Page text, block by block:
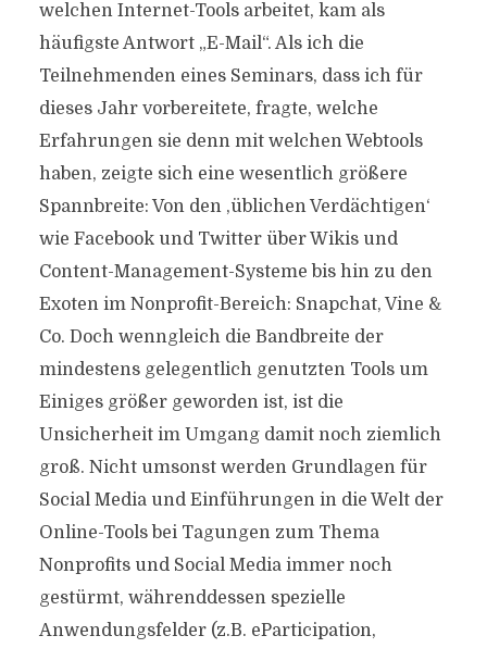
welchen Internet-Tools arbeitet, kam als
häufigste Antwort „E-Mail“. Als ich die
Teilnehmenden eines Seminars, dass ich für
dieses Jahr vorbereitete, fragte, welche
Erfahrungen sie denn mit welchen Webtools
haben, zeigte sich eine wesentlich größere
Spannbreite: Von den ‚üblichen Verdächtigen‘
wie Facebook und Twitter über Wikis und
Content-Management-Systeme bis hin zu den
Exoten im Nonprofit-Bereich: Snapchat, Vine &
Co. Doch wenngleich die Bandbreite der
mindestens gelegentlich genutzten Tools um
Einiges größer geworden ist, ist die
Unsicherheit im Umgang damit noch ziemlich
groß. Nicht umsonst werden Grundlagen für
Social Media und Einführungen in die Welt der
Online-Tools bei Tagungen zum Thema
Nonprofits und Social Media immer noch
gestürmt, währenddessen spezielle
Anwendungsfelder (z.B. eParticipation,